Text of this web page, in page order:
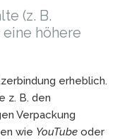
(z. B.
höhere
erheblich.
z. B. den
Verpackung
wie YouTube oder